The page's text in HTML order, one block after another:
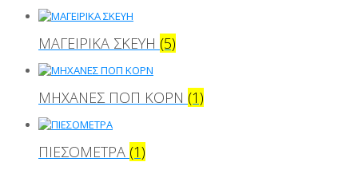
ΜΑΓΕΙΡΙΚΑ ΣΚΕΥΗ (5)
ΜΗΧΑΝΕΣ ΠΟΠ ΚΟΡΝ (1)
ΠΙΕΣΟΜΕΤΡΑ (1)